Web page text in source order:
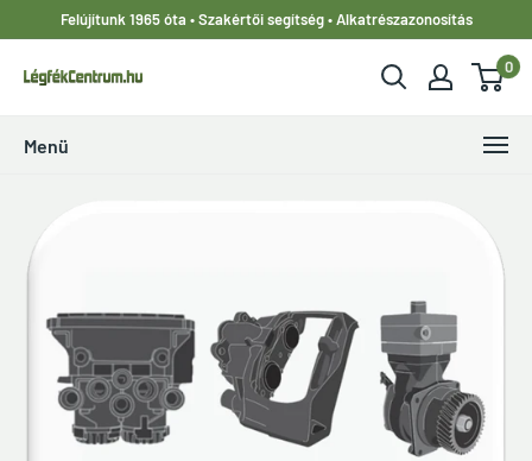
tartalomhoz
Felújítunk 1965 óta • Szakértői segítség • Alkatrészazonosítás
LegfekCentrum.hu
0
Menü